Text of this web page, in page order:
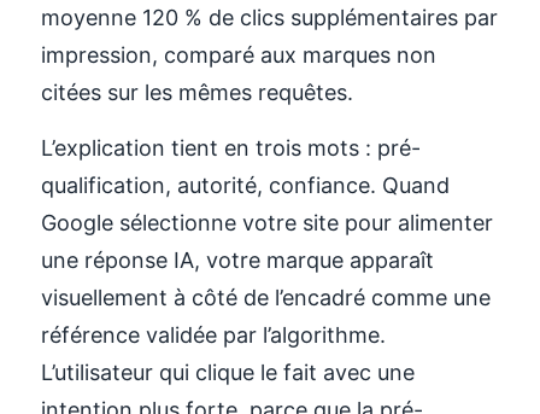
moyenne 120 % de clics supplémentaires par
impression, comparé aux marques non
citées sur les mêmes requêtes.
L’explication tient en trois mots : pré-
qualification, autorité, confiance. Quand
Google sélectionne votre site pour alimenter
une réponse IA, votre marque apparaît
visuellement à côté de l’encadré comme une
référence validée par l’algorithme.
L’utilisateur qui clique le fait avec une